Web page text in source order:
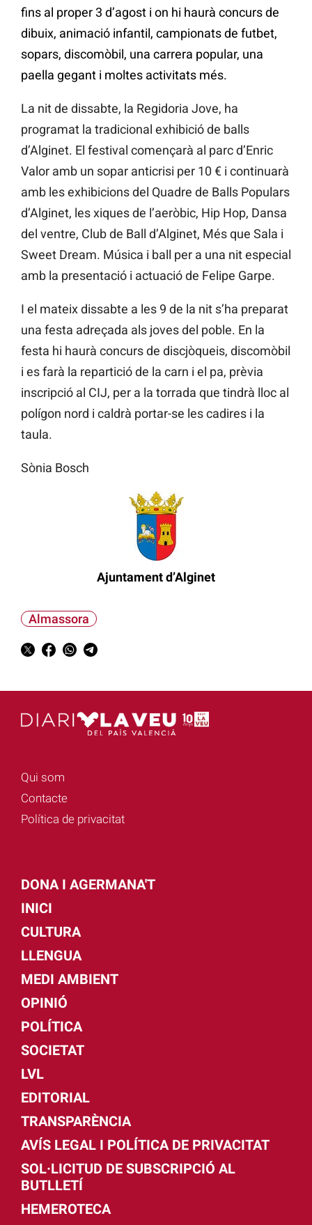
fins al proper 3 d’agost i on hi haurà concurs de
dibuix, animació infantil, campionats de futbet,
sopars, discomòbil, una carrera popular, una
paella gegant i moltes activitats més.
La nit de dissabte, la Regidoria Jove, ha
programat la tradicional exhibició de balls
d’Alginet. El festival començarà al parc d’Enric
Valor amb un sopar anticrisi per 10 € i continuarà
amb les exhibicions del Quadre de Balls Populars
d’Alginet, les xiques de l’aeròbic, Hip Hop, Dansa
del ventre, Club de Ball d’Alginet, Més que Sala i
Sweet Dream. Música i ball per a una nit especial
amb la presentació i actuació de Felipe Garpe.
I el mateix dissabte a les 9 de la nit s’ha preparat
una festa adreçada als joves del poble. En la
festa hi haurà concurs de discjòqueis, discomòbil
i es farà la repartició de la carn i el pa, prèvia
inscripció al CIJ, per a la torrada que tindrà lloc al
polígon nord i caldrà portar-se les cadires i la
taula.
Sònia Bosch
Ajuntament d’Alginet
Almassora
Qui som
Contacte
Política de privacitat
DONA I AGERMANA'T
INICI
CULTURA
LLENGUA
MEDI AMBIENT
OPINIÓ
POLÍTICA
SOCIETAT
LVL
EDITORIAL
TRANSPARÈNCIA
AVÍS LEGAL I POLÍTICA DE PRIVACITAT
SOL·LICITUD DE SUBSCRIPCIÓ AL
BUTLLETÍ
HEMEROTECA